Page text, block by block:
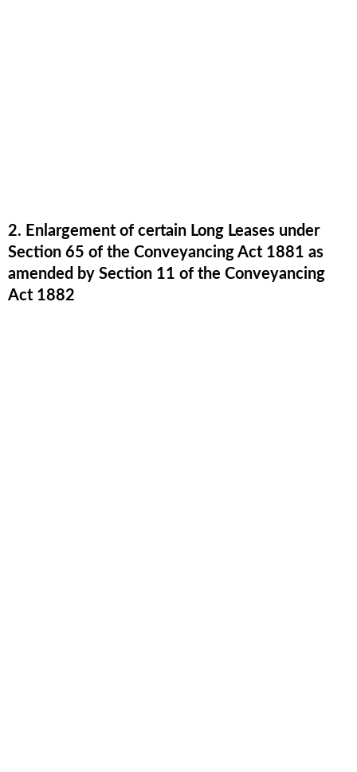
2. Enlargement of certain Long Leases under
Section 65 of the Conveyancing Act 1881 as
amended by Section 11 of the Conveyancing
Act 1882